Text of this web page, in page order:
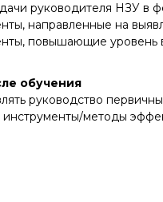
руководителя НЗУ в
направленные на
повышающие уровень
обучения
руководство
инструменты/методы